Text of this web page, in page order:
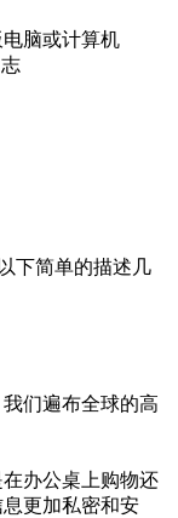
脑或计算机
下简单的描述几
们遍布全球的高
在办公桌上购物还
更加私密和安